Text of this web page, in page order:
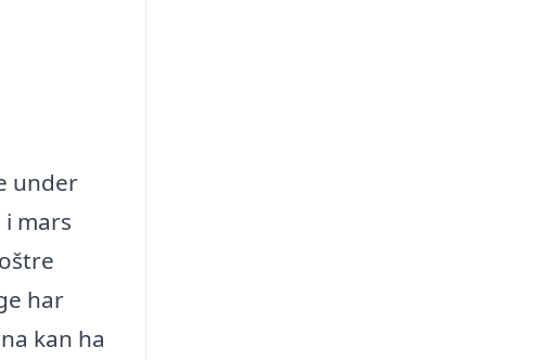
under
mars
har
kan ha